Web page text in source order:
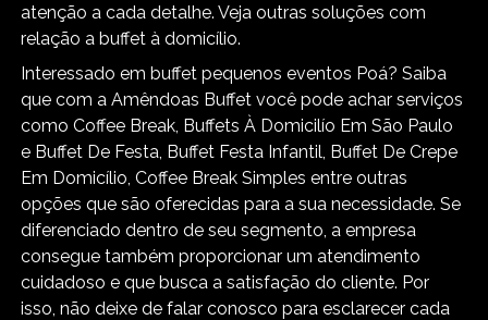
atenção a cada detalhe. Veja outras soluções com
relação a buffet à domicílio.
Interessado em buffet pequenos eventos Poá? Saiba
que com a Amêndoas Buffet você pode achar serviços
como Coffee Break, Buffets À Domicilío Em São Paulo
e Buffet De Festa, Buffet Festa Infantil, Buffet De Crepe
Em Domicílio, Coffee Break Simples entre outras
opções que são oferecidas para a sua necessidade. Se
diferenciado dentro de seu segmento, a empresa
consegue também proporcionar um atendimento
cuidadoso e que busca a satisfação do cliente. Por
isso, não deixe de falar conosco para esclarecer cada